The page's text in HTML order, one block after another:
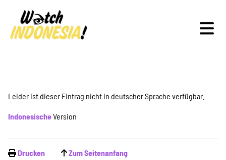
Schwerpunkte
Veranstaltungen
Leider ist dieser Eintrag nicht in deutscher Sprache verfügbar.
IndonesischeVersion
Drucken Zum Seitenanfang